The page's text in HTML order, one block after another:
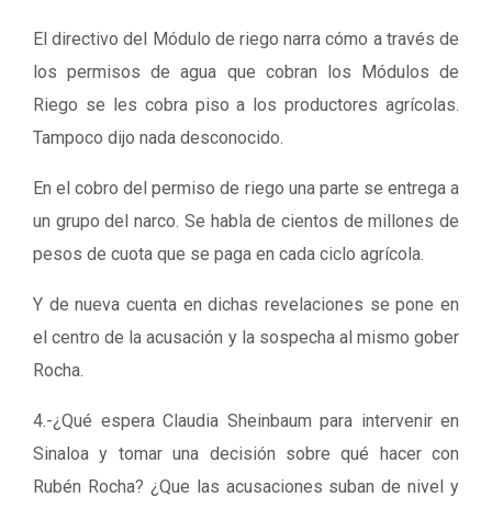
El directivo del Módulo de riego narra cómo a través de
los permisos de agua que cobran los Módulos de
Riego se les cobra piso a los productores agrícolas.
Tampoco dijo nada desconocido.
En el cobro del permiso de riego una parte se entrega a
un grupo del narco. Se habla de cientos de millones de
pesos de cuota que se paga en cada ciclo agrícola.
Y de nueva cuenta en dichas revelaciones se pone en
el centro de la acusación y la sospecha al mismo gober
Rocha.
4.-¿Qué espera Claudia Sheinbaum para intervenir en
Sinaloa y tomar una decisión sobre qué hacer con
Rubén Rocha? ¿Que las acusaciones suban de nivel y